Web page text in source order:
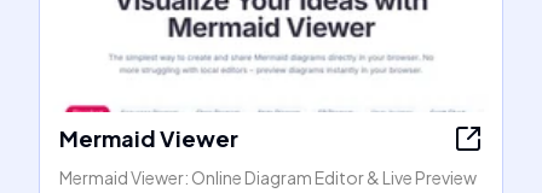
Mermaid Viewer
Mermaid Viewer: Online Diagram Editor & Live Preview